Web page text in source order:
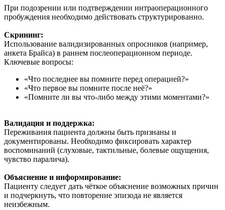
При подозрении или подтверждении интраоперационного
пробуждения необходимо действовать структурированно.
Скрининг:
Использование валидизированных опросников (например,
анкета Брайса) в раннем послеоперационном периоде.
Ключевые вопросы:
«Что последнее вы помните перед операцией?»
«Что первое вы помните после неё?»
«Помните ли вы что-либо между этими моментами?»
Валидация и поддержка:
Переживания пациента должны быть признаны и
документированы. Необходимо фиксировать характер
воспоминаний (слуховые, тактильные, болевые ощущения,
чувство паралича).
Объяснение и информирование:
Пациенту следует дать чёткое объяснение возможных причин
и подчеркнуть, что повторение эпизода не является
неизбежным.